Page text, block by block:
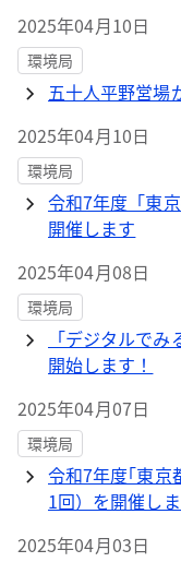
2025年04月10日
環境局
五十人平野営場
2025年04月10日
環境局
令和7年度「東
開催します
2025年04月08日
環境局
「デジタルで
開始します！
2025年04月07日
環境局
令和7年度｢東京
1回）を開催し
2025年04月03日